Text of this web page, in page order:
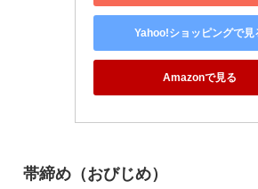
Yahoo!ショッピングで見
Amazonで見る
帯締め（おびじめ）